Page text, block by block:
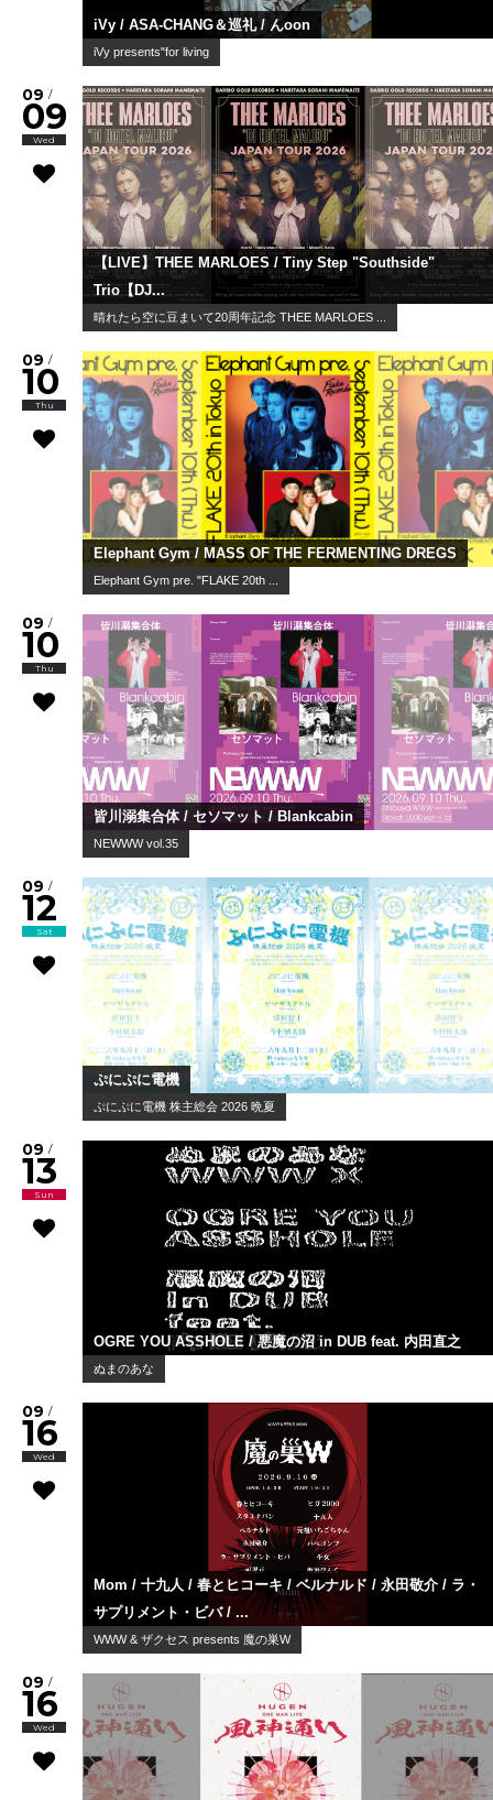
iVy / ASA-CHANG＆巡礼 / んoon
iVy presents"for living
09 /
09
Wed
【LIVE】THEE MARLOES / Tiny Step "Southside"
Trio【DJ...
晴れたら空に豆まいて20周年記念 THEE MARLOES ...
09 /
10
Thu
Elephant Gym / MASS OF THE FERMENTING DREGS
Elephant Gym pre. "FLAKE 20th ...
09 /
10
Thu
皆川溺集合体 / セソマット / Blankcabin
NEWWW vol.35
09 /
12
Sat
ぷにぷに電機
ぷにぷに電機 株主総会 2026 晩夏
09 /
13
Sun
OGRE YOU ASSHOLE / 悪魔の沼 in DUB feat. 内田直之
ぬまのあな
09 /
16
Wed
Mom / 十九人 / 春とヒコーキ / ベルナルド / 永田敬介 / ラ・
サプリメント・ビバ / ...
WWW & ザクセス presents 魔の巣W
09 /
16
Wed